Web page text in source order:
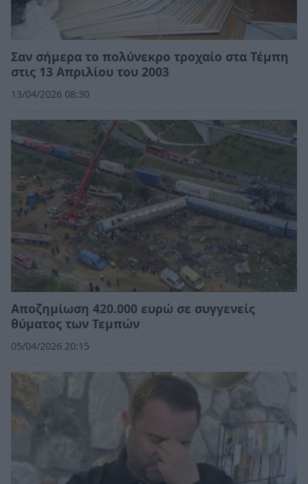
Σαν σήμερα το πολύνεκρο τροχαίο στα Τέμπη
στις 13 Απριλίου του 2003
13/04/2026 08:30
Αποζημίωση 420.000 ευρώ σε συγγενείς
θύματος των Τεμπών
05/04/2026 20:15